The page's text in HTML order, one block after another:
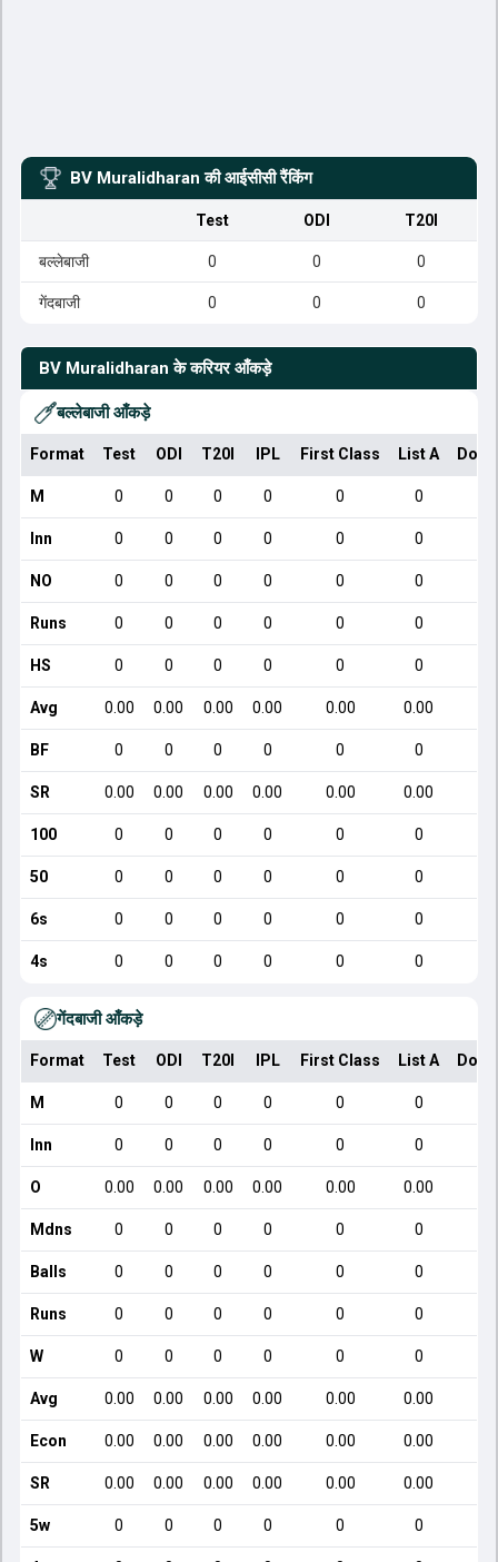
BV Muralidharan की आईसीसी रैंकिंग
Test ODI T20I
बल्लेबाजी 0 0 0
गेंदबाजी 0 0 0
BV Muralidharan के करियर आँकड़े
बल्लेबाजी आँकड़े
Format Test ODI T20I IPL First Class List A
M 0 0 0 0 0 0
Inn 0 0 0 0 0 0
NO 0 0 0 0 0 0
Runs 0 0 0 0 0 0
HS 0 0 0 0 0 0
Avg 0.00 0.00 0.00 0.00 0.00 0.00
BF 0 0 0 0 0 0
SR 0.00 0.00 0.00 0.00 0.00 0.00
100 0 0 0 0 0 0
50 0 0 0 0 0 0
6s 0 0 0 0 0 0
4s 0 0 0 0 0 0
गेंदबाजी आँकड़े
Format Test ODI T20I IPL First Class List A
M 0 0 0 0 0 0
Inn 0 0 0 0 0 0
O 0.00 0.00 0.00 0.00 0.00 0.00
Mdns 0 0 0 0 0 0
Balls 0 0 0 0 0 0
Runs 0 0 0 0 0 0
W 0 0 0 0 0 0
Avg 0.00 0.00 0.00 0.00 0.00 0.00
Econ 0.00 0.00 0.00 0.00 0.00 0.00
SR 0.00 0.00 0.00 0.00 0.00 0.00
5w 0 0 0 0 0 0